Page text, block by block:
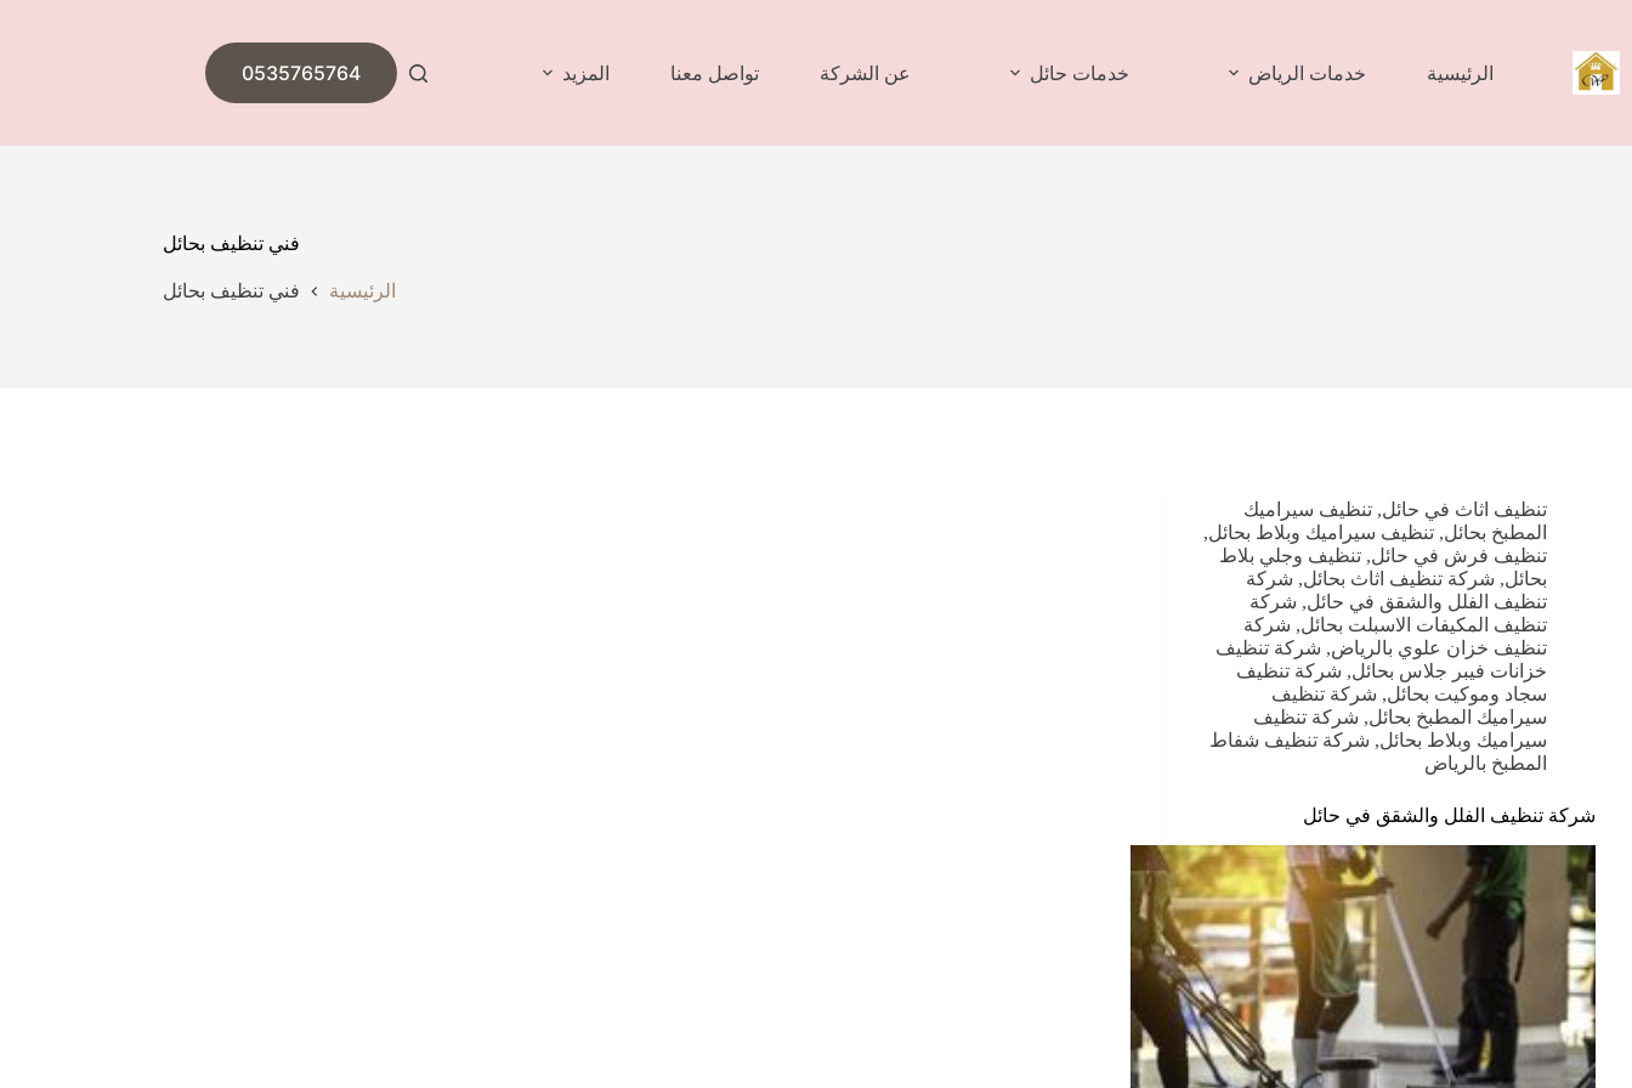
المحتوى
الرئيسية خدمات الرياض خدمات حائل عن الشركة تواصل معنا المزيد 0535765764
فني تنظيف بحائل
الرئيسية فني تنظيف بحائل
تنظيف اثاث في حائل, تنظيف سيراميك
المطبخ بحائل, تنظيف سيراميك وبلاط بحائل,
تنظيف فرش في حائل, تنظيف وجلي بلاط
بحائل, شركة تنظيف اثاث بحائل, شركة
تنظيف الفلل والشقق في حائل, شركة
تنظيف المكيفات الاسبلت بحائل, شركة
تنظيف خزان علوي بالرياض, شركة تنظيف
خزانات فيبر جلاس بحائل, شركة تنظيف
سجاد وموكيت بحائل, شركة تنظيف
سيراميك المطبخ بحائل, شركة تنظيف
سيراميك وبلاط بحائل, شركة تنظيف شفاط
المطبخ بالرياض
شركة تنظيف الفلل والشقق في حائل